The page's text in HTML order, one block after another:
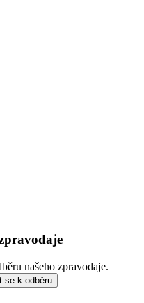
našeho zpravodaje.
se k odběru